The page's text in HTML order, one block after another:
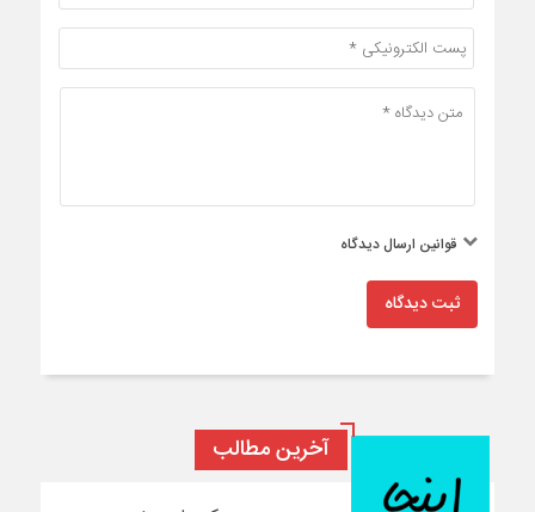
قوانین ارسال دیدگاه
ثبت دیدگاه
آخرین مطالب